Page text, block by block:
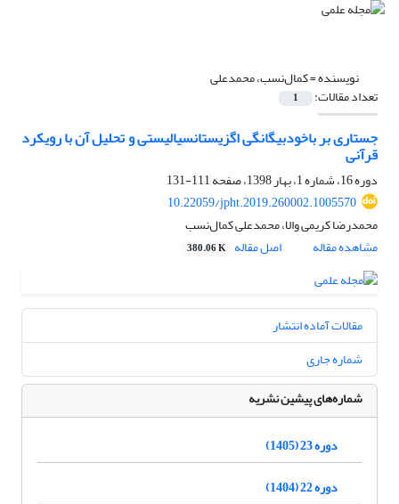
نویسنده =کمال‌نسب، محمدعلی
تعداد مقالات: 1
جستاری بر باخودبیگانگی اگزیستانسیالیستی و تحلیل آن با رویکرد
قرآنی
دوره 16، شماره 1، بهار 1398، صفحه
111-131
10.22059/jpht.2019.260002.1005570
محمدرضا کریمی والا، محمدعلی کمال‌نسب
مشاهده مقاله
اصل مقاله 380.06 K
مقالات آماده انتشار
شماره جاری
شماره‌های پیشین نشریه
دوره 23 (1405)
دوره 22 (1404)